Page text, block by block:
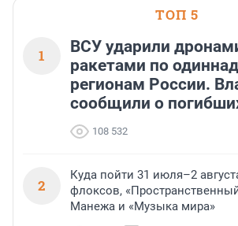
ТОП 5
1
ВСУ ударили
ракетами по
регионам России.
сообщили о
108 532
2
Куда пойти 31 июля–2
флоксов,
Манежа и «Музыка мира»